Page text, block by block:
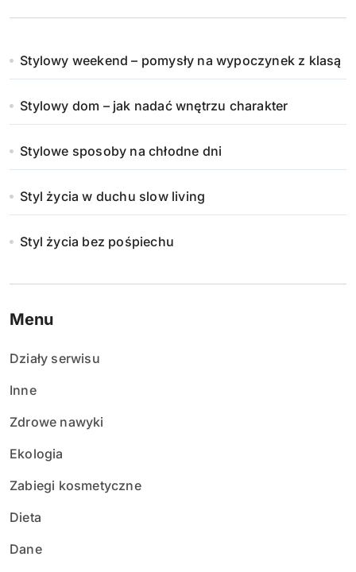
Stylowy weekend – pomysły na wypoczynek z klasą
Stylowy dom – jak nadać wnętrzu charakter
Stylowe sposoby na chłodne dni
Styl życia w duchu slow living
Styl życia bez pośpiechu
Menu
Działy serwisu
Inne
Zdrowe nawyki
Ekologia
Zabiegi kosmetyczne
Dieta
Dane